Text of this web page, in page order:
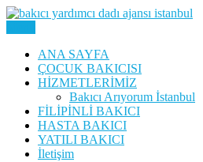
Skip
Bakıcı Yardımcı
Danışmanlık
ANA SAYFA
ÇOCUK BAKICISI
HİZMETLERİMİZ
Bakıcı Arıyorum İstanbul
FİLİPİNLİ BAKICI
HASTA BAKICI
YATILI BAKICI
İletişim